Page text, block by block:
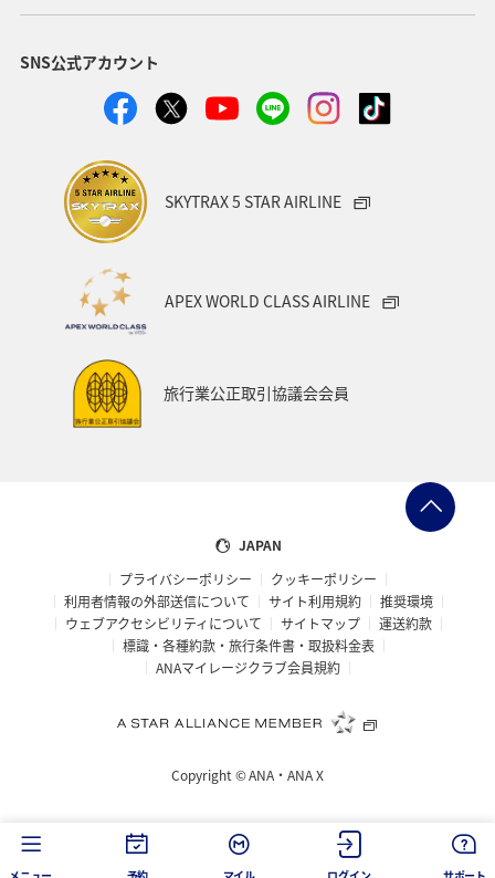
SNS公式アカウント
SKYTRAX 5 STAR AIRLINE
APEX WORLD CLASS AIRLINE
旅行業公正取引協議会会員
JAPAN
プライバシーポリシー
クッキーポリシー
利用者情報の外部送信について
サイト利用規約
推奨環境
ウェブアクセシビリティについて
サイトマップ
運送約款
標識・各種約款・旅行条件書・取扱料金表
ANAマイレージクラブ会員規約
Copyright ©ANA・ANA X